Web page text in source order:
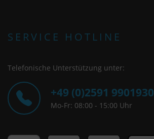
SERVICE HOTLINE
Telefonische Unterstützung unter:
+49 (0)2591 9901930
Mo-Fr: 08:00 - 15:00 Uhr